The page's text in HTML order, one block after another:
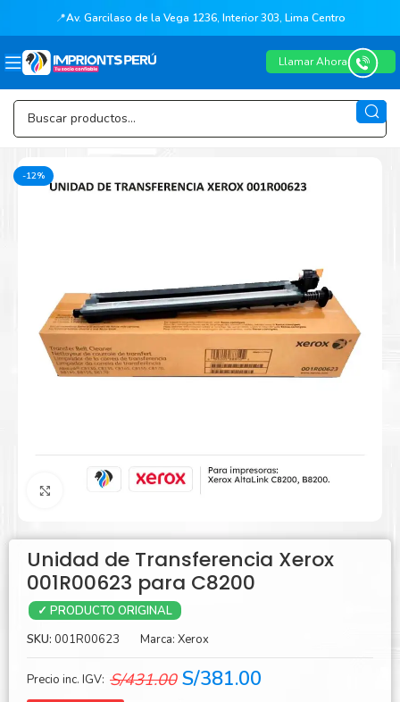
📍Av. Garcilaso de la Vega 1236, Interior 303, Lima Centro
Llamar Ahora
-12%
Agrandar
Unidad de Transferencia Xerox
001R00623 para C8200
✓ PRODUCTO ORIGINAL
SKU: 001R00623 Marca: Xerox
Precio inc. IGV: S/431.00 El
S/381.00